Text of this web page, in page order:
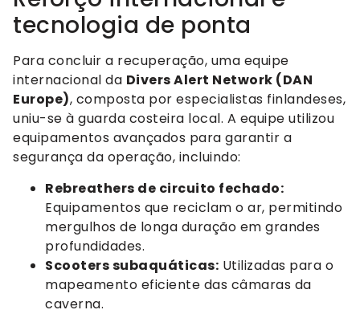
tecnologia de ponta
Para concluir a recuperação, uma equipe
internacional da Divers Alert Network (DAN
Europe), composta por especialistas finlandeses,
uniu-se à guarda costeira local. A equipe utilizou
equipamentos avançados para garantir a
segurança da operação, incluindo:
Rebreathers de circuito fechado:
Equipamentos que reciclam o ar, permitindo
mergulhos de longa duração em grandes
profundidades.
Scooters subaquáticas: Utilizadas para o
mapeamento eficiente das câmaras da
caverna.